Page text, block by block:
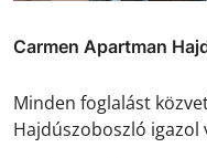
Carmen Apartman
Minden foglalást
Hajdúszoboszló igazol